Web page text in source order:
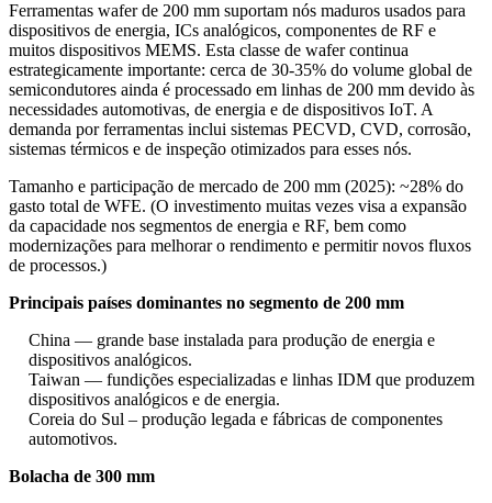
Ferramentas wafer de 200 mm suportam nós maduros usados ​​para
dispositivos de energia, ICs analógicos, componentes de RF e
muitos dispositivos MEMS. Esta classe de wafer continua
estrategicamente importante: cerca de 30-35% do volume global de
semicondutores ainda é processado em linhas de 200 mm devido às
necessidades automotivas, de energia e de dispositivos IoT. A
demanda por ferramentas inclui sistemas PECVD, CVD, corrosão,
sistemas térmicos e de inspeção otimizados para esses nós.
Tamanho e participação de mercado de 200 mm (2025): ~28% do
gasto total de WFE. (O investimento muitas vezes visa a expansão
da capacidade nos segmentos de energia e RF, bem como
modernizações para melhorar o rendimento e permitir novos fluxos
de processos.)
Principais países dominantes no segmento de 200 mm
China — grande base instalada para produção de energia e
dispositivos analógicos.
Taiwan — fundições especializadas e linhas IDM que produzem
dispositivos analógicos e de energia.
Coreia do Sul – produção legada e fábricas de componentes
automotivos.
Bolacha de 300 mm